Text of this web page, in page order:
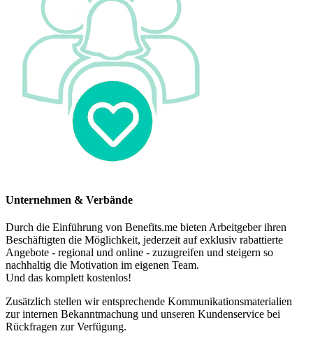
Unternehmen & Verbände
Durch die Einführung von Benefits.me bieten Arbeitgeber ihren
Beschäftigten die Möglichkeit, jederzeit auf exklusiv rabattierte
Angebote - regional und online - zuzugreifen und steigern so
nachhaltig die Motivation im eigenen Team.
Und das komplett kostenlos!
Zusätzlich stellen wir entsprechende Kommunikationsmaterialien
zur internen Bekanntmachung und unseren Kundenservice bei
Rückfragen zur Verfügung.